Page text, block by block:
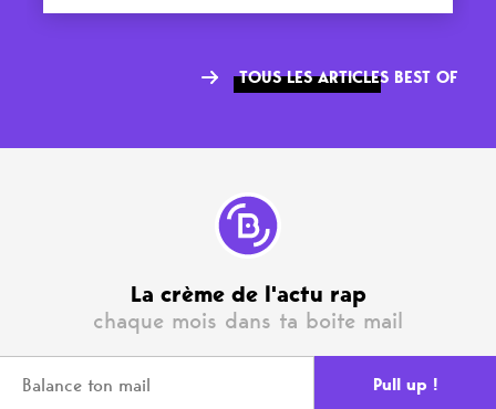
TOUS LES ARTICLES BEST OF
La crème de l'actu rap
chaque mois dans ta boite mail